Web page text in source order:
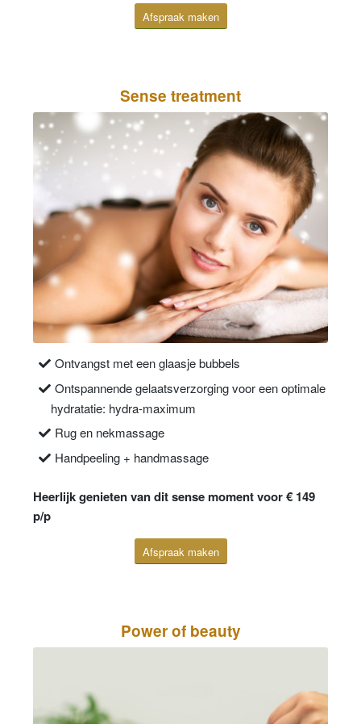
Afspraak maken
Sense treatment
Ontvangst met een glaasje bubbels
Ontspannende gelaatsverzorging voor een optimale
hydratatie: hydra-maximum
Rug en nekmassage
Handpeeling + handmassage
Heerlijk genieten van dit sense moment voor € 149
p/p
Afspraak maken
Power of beauty